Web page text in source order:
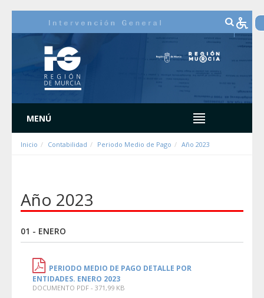
MENÚ
Inicio Contabilidad Periodo Medio de Pago Año 2023
Año 2023
01 - ENERO
PERIODO MEDIO DE PAGO DETALLE POR
ENTIDADES. ENERO 2023
DOCUMENTO PDF - 371,99 KB